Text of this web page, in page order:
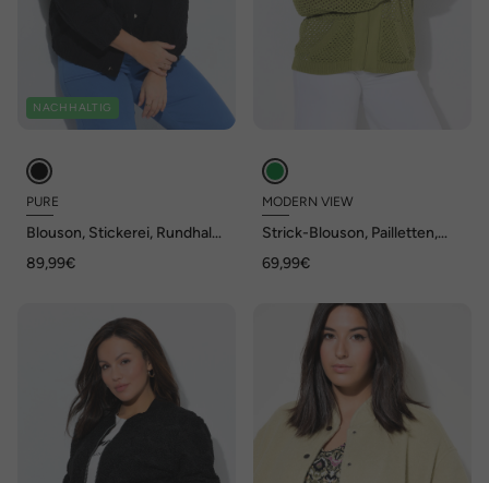
NACHHALTIG
PURE
Blouson, Stickerei, Rundhals,
89,99€
MODERN VIEW
Strick-Blouson, Pailletten,
69,99€